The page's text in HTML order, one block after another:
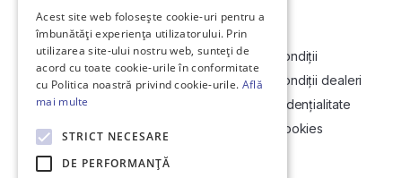
Link-uri utile
Informații utile vizionare
Contact
Soluționarea Online a litigiilor
ANCP
Compania
Termeni și condiții
Termeni și condiții dealeri
Politică confidențialitate
Politica de cookies
Acest site web folosește cookie-uri pentru a
îmbunătăți experiența utilizatorului. Prin
utilizarea site-ului nostru web, sunteți de
acord cu toate cookie-urile în conformitate
cu Politica noastră privind cookie-urile. Află
mai multe
STRICT NECESARE
DE PERFORMANȚĂ